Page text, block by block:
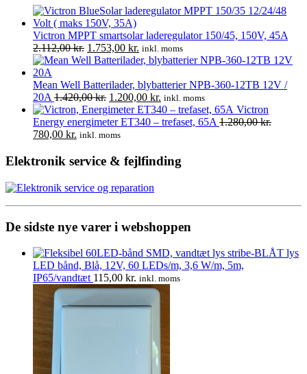
kan
vælges
på
Victron MPPT smartsolar laderegulator 150/45, 150V, 45A
2.112,00kr. Den
oprindelige
var:
2.112,00 kr..
1.753,00 kr. Den
aktuelle
er:
1.753,00 kr..
inkl. moms
Mean Well Batterilader, blybatterier NPB-360-12TB 12V /
20A 1.420,00kr. Den
oprindelige
pris
var:
1.200,00 kr. Den
aktuelle
pris
inkl. moms
Victron
Energy energimeter ET340 – trefaset, 65A 1.280,00kr.
Den
pris
1.280,00 kr..
780,00 kr. Den
pris
780,00 kr..
inkl. moms
Elektronik service & fejlfinding
De sidste nye varer i webshoppen
LED bånd, Blå, 12V, 60 LEDs/m, 3,6 W/m, 5m,
IP65/vandtæt 115,00 kr. inkl. moms